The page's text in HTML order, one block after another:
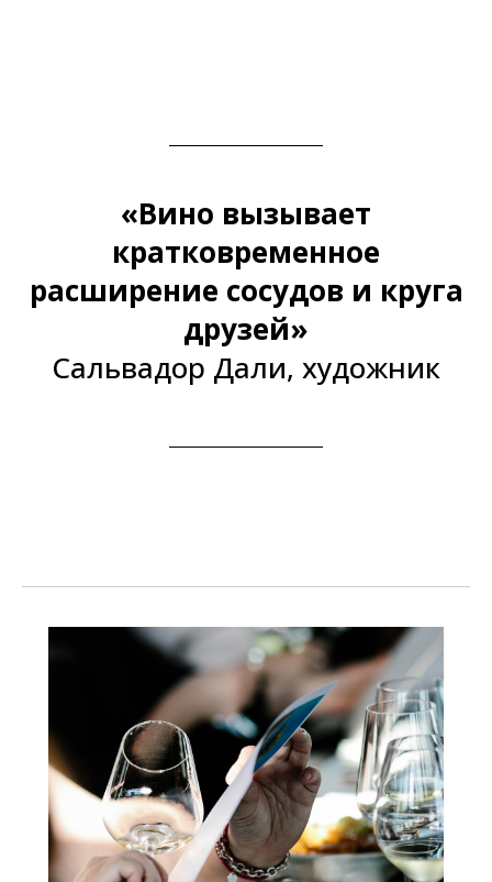
«Вино вызывает
кратковременное
расширение сосудов и круга
друзей»
Сальвадор Дали, художник